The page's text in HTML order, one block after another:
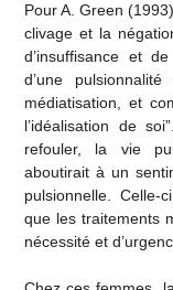
Pour A. Green
clivage et la
d’insuffisance et
d’une
médiatisation, et
l’idéalisation de
refouler, la vie
aboutirait à un
pulsionnelle. Celle-
que les traitements
nécessité et